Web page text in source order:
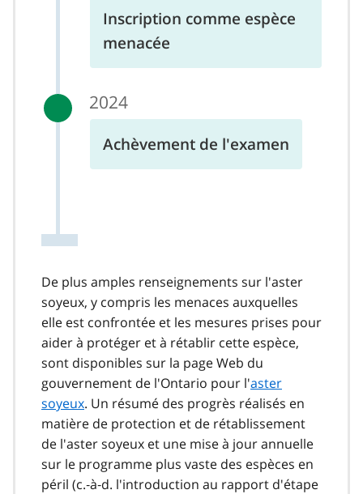
Inscription comme espèce
menacée
2024
Achèvement de l'examen
De plus amples renseignements sur l'aster
soyeux, y compris les menaces auxquelles
elle est confrontée et les mesures prises pour
aider à protéger et à rétablir cette espèce,
sont disponibles sur la page Web du
gouvernement de l'Ontario pour l'aster
soyeux. Un résumé des progrès réalisés en
matière de protection et de rétablissement
de l'aster soyeux et une mise à jour annuelle
sur le programme plus vaste des espèces en
péril (c.‑à‑d. l'introduction au rapport d'étape